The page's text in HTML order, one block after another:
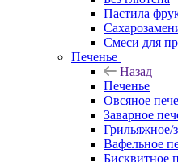
Пастила
Смеси для
Печенье
Назад
Печенье
Овсяное
Заварное
Грильяжное/
Вафельное
Бисквитное